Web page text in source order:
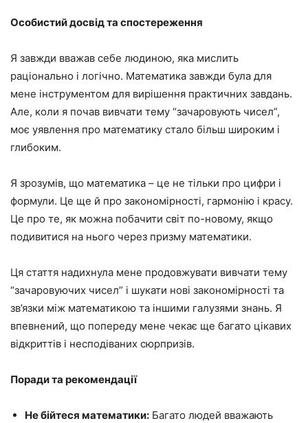
Особистий досвід та спостереження
Я завжди вважав себе людиною, яка мислить
раціонально і логічно. Математика завжди була для
мене інструментом для вирішення практичних завдань.
Але, коли я почав вивчати тему “зачаровують чисел”,
моє уявлення про математику стало більш широким і
глибоким.
Я зрозумів, що математика – це не тільки про цифри і
формули. Це ще й про закономірності, гармонію і красу.
Це про те, як можна побачити світ по-новому, якщо
подивитися на нього через призму математики.
Ця стаття надихнула мене продовжувати вивчати тему
“зачаровуючих чисел” і шукати нові закономірності та
зв’язки між математикою та іншими галузями знань. Я
впевнений, що попереду мене чекає ще багато цікавих
відкриттів і несподіваних сюрпризів.
Поради та рекомендації
Не бійтеся математики: Багато людей вважають